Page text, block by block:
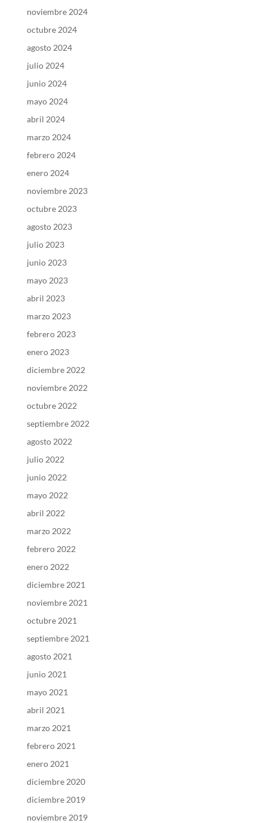
noviembre 2024
octubre 2024
agosto 2024
julio 2024
junio 2024
mayo 2024
abril 2024
marzo 2024
febrero 2024
enero 2024
noviembre 2023
octubre 2023
agosto 2023
julio 2023
junio 2023
mayo 2023
abril 2023
marzo 2023
febrero 2023
enero 2023
diciembre 2022
noviembre 2022
octubre 2022
septiembre 2022
agosto 2022
julio 2022
junio 2022
mayo 2022
abril 2022
marzo 2022
febrero 2022
enero 2022
diciembre 2021
noviembre 2021
octubre 2021
septiembre 2021
agosto 2021
junio 2021
mayo 2021
abril 2021
marzo 2021
febrero 2021
enero 2021
diciembre 2020
diciembre 2019
noviembre 2019